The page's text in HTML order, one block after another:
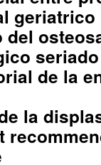
geriatrico
seriado
de la
la